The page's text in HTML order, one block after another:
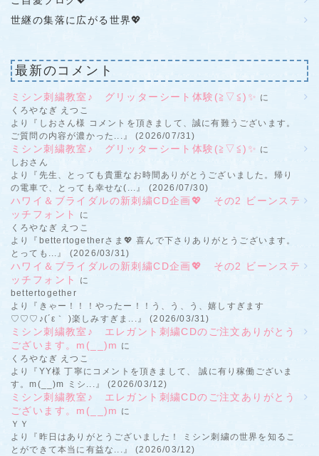
世継の集落に広がる世界💖
最新のコメント
ミシン刺繍教室♪ グリッターシート体験(≧▽≦)✨ に
くろやなぎ えつこ
より『しおさん様 コメントを頂きまして、誠に有難うございます。
ご質問の内容が濃かった...』 (2026/07/31)
ミシン刺繍教室♪ グリッターシート体験(≧▽≦)✨ に
しおさん
より『先生、とっても貴重なお時間ありがとうございました。帰り
の電車で、とっても幸せな(...』 (2026/07/30)
ハワイ＆ブライダルの新刺繍CD企画💖 その2 ビーンステ
ッチフォント
に
くろやなぎ えつこ
より『bettertogetherさま💖 喜んで下さりありがとうございます。
とっても...』 (2026/03/31)
ハワイ＆ブライダルの新刺繍CD企画💖 その2 ビーンステ
ッチフォント
に
bettertogether
より『きゃー！！！やったー！！う、う、う、嬉しすぎます
♡♡♡♪(´ε｀ )楽しみすぎま...』 (2026/03/31)
ミシン刺繍教室♪ エレガント刺繍CDのご注文ありがとう
ございます。m(__)m に
くろやなぎ えつこ
より『YY様 丁寧にコメントを頂きまして、 誠に有り稼働ございま
す。m(__)m ミシ...』 (2026/03/12)
ミシン刺繍教室♪ エレガント刺繍CDのご注文ありがとう
ございます。m(__)m に
ＹＹ
より『昨日はありがとうございました！ ミシン刺繍の世界を知るこ
とができて本当に有益な...』 (2026/03/12)